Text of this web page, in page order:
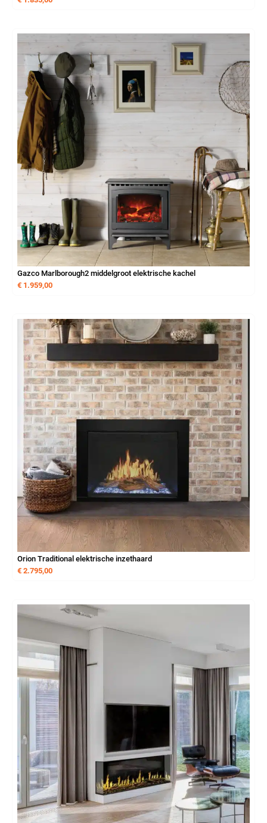
Gazco Marlborough2 middelgroot elektrische kachel
€ 1.959,00
Orion Traditional elektrische inzethaard
€ 2.795,00